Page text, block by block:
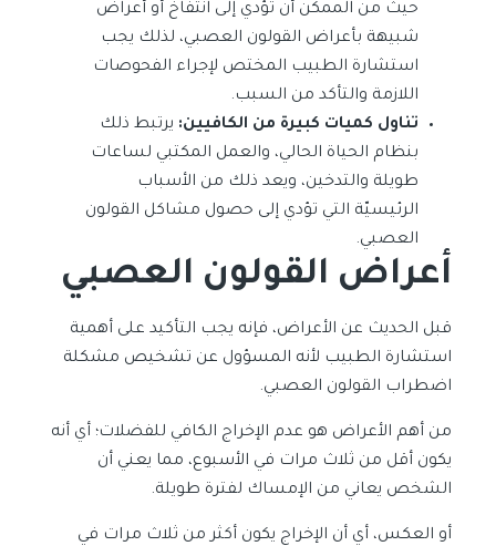
حيث من الممكن أن تؤدي إلى انتفاخ أو أعراض
شبيهة بأعراض القولون العصبي، لذلك يجب
استشارة الطبيب المختص لإجراء الفحوصات
اللازمة والتأكد من السبب.
تناول كميات كبيرة من الكافيين: يرتبط ذلك
بنظام الحياة الحالي، والعمل المكتبي لساعات
طويلة والتدخين، ويعد ذلك من الأسباب
الرئيسيّة التي تؤدي إلى حصول مشاكل القولون
العصبي.
أعراض القولون العصبي
قبل الحديث عن الأعراض، فإنه يجب التأكيد على أهمية
استشارة الطبيب لأنه المسؤول عن تشخيص مشكلة
اضطراب القولون العصبي.
من أهم الأعراض هو عدم الإخراج الكافي للفضلات؛ أي أنه
يكون أقل من ثلاث مرات في الأسبوع، مما يعني أن
الشخص يعاني من الإمساك لفترة طويلة.
أو العكس، أي أن الإخراج يكون أكثر من ثلاث مرات في